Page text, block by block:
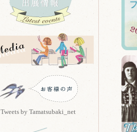
Tweets by Tamatsubaki_net